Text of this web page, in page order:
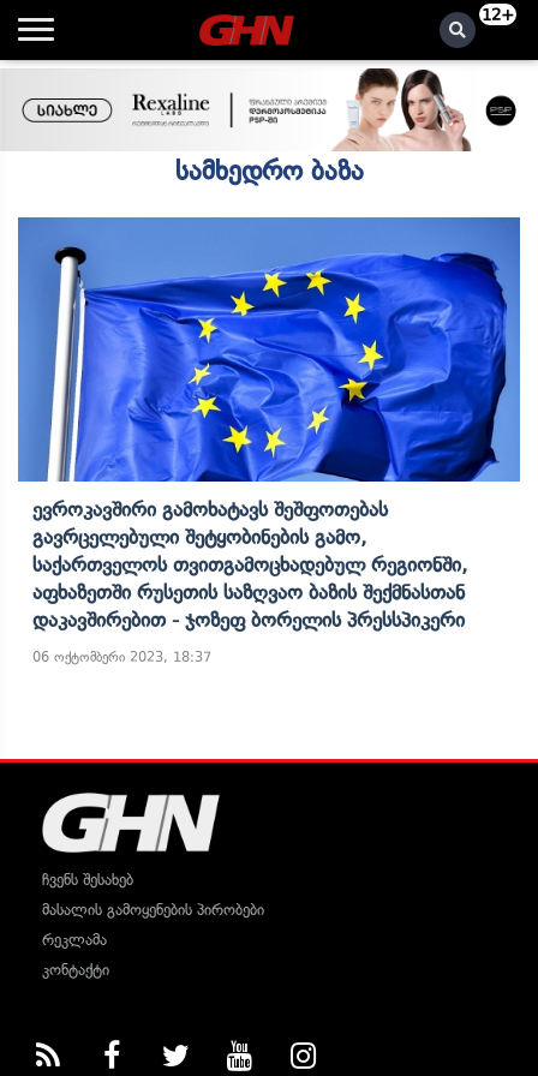
12+
სამხედრო ბაზა
Ევროკავშირი Გამოხატავს Შეშფოთებას
Გავრცელებული Შეტყობინების Გამო,
Საქართველოს Თვითგამოცხადებულ Რეგიონში,
Აფხაზეთში Რუსეთის Საზღვაო Ბაზის Შექმნასთან
Დაკავშირებით - Ჯოზეფ Ბორელის Პრესსპიკერი
06 ოქტომბერი 2023, 18:37
ჩვენს შესახებ
მასალის გამოყენების პირობები
რეკლამა
კონტაქტი